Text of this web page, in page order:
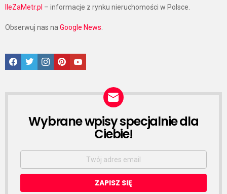
IleZaMetr.pl – informacje z rynku nieruchomości w Polsce.
Obserwuj nas na Google News
Facebook
TwitterInstagramPinterestGoogle News
NEWSLETTER
Wybrane wpisy specjalnie dla
Ciebie!
Email